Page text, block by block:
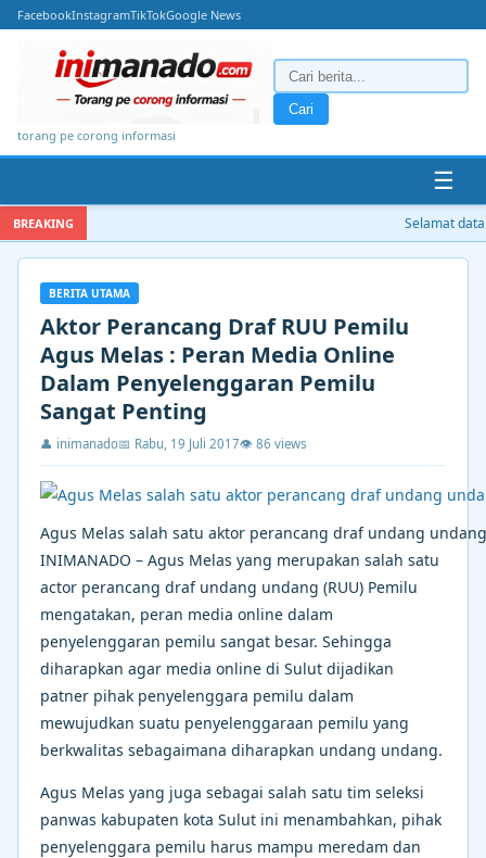
FacebookInstagramTikTokGoogle News
torang pe corong informasi
Cari
☰
BREAKING Selamat
BERITA UTAMA
Aktor Perancang Draf RUU Pemilu
Agus Melas : Peran Media Online
Dalam Penyelenggaran Pemilu
Sangat Penting
👤 inimanado📅 Rabu, 19 Juli 2017👁 86 views
Agus Melas salah satu aktor perancang draf undang undang
INIMANADO – Agus Melas yang merupakan salah satu
actor perancang draf undang undang (RUU) Pemilu
mengatakan, peran media online dalam
penyelenggaran pemilu sangat besar. Sehingga
diharapkan agar media online di Sulut dijadikan
patner pihak penyelenggara pemilu dalam
mewujudkan suatu penyelenggaraan pemilu yang
berkwalitas sebagaimana diharapkan undang undang.
Agus Melas yang juga sebagai salah satu tim seleksi
panwas kabupaten kota Sulut ini menambahkan, pihak
penyelenggara pemilu harus mampu meredam dan